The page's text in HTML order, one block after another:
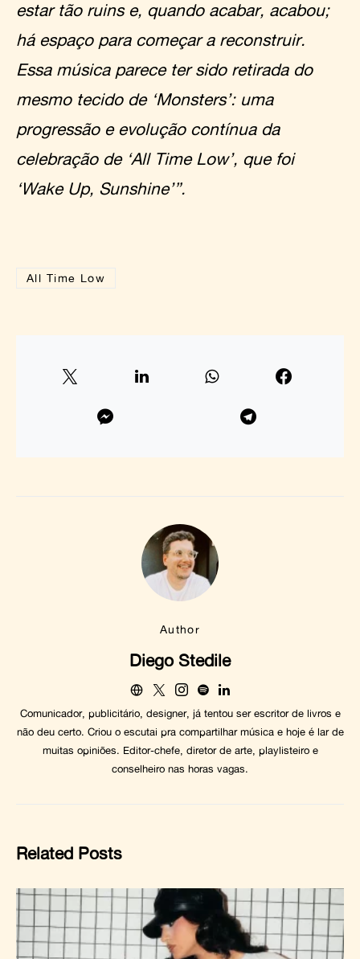
estar tão ruins e, quando acabar, acabou;
há espaço para começar a reconstruir.
Essa música parece ter sido retirada do
mesmo tecido de ‘Monsters’: uma
progressão e evolução contínua da
celebração de ‘All Time Low’, que foi
‘Wake Up, Sunshine’”.
All Time Low
Author
Diego Stedile
Comunicador, publicitário, designer, já tentou ser escritor de livros e
não deu certo. Criou o escutai pra compartilhar música e hoje é lar de
muitas opiniões. Editor-chefe, diretor de arte, playlisteiro e
conselheiro nas horas vagas.
Related Posts